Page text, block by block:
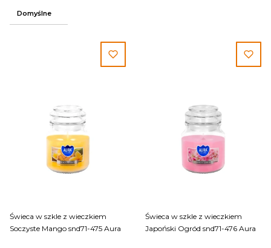
Domyślne
Świeca w szkle z wieczkiem
Soczyste Mango snd71-475 Aura
Świeca w szkle z wieczkiem
Japoński Ogród snd71-476 Aura